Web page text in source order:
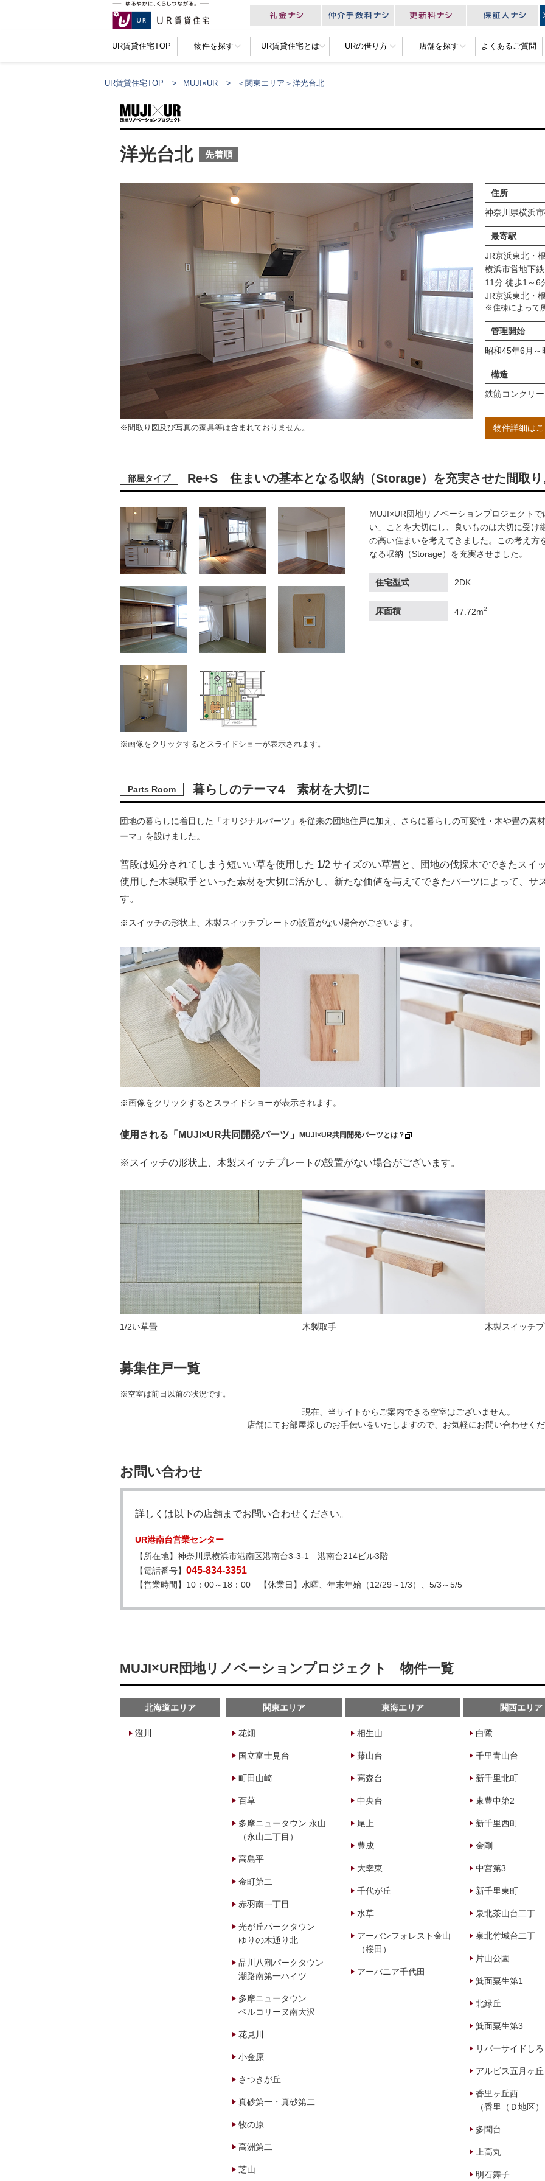
UR賃貸住宅TOP 物件を探す UR賃貸住宅とは URの借り方 店舗を探す よくあるご質問
UR賃貸住宅TOP MUJI×UR ＜関東エリア＞洋光台北
洋光台北 先着順
※間取り図及び写真の家具等は含まれておりません。
住所
神奈川県横浜
最寄駅
JR京浜東北・
横浜市営地下
11分 徒歩1～6
JR京浜東北・
※住棟によって
管理開始
昭和45年6月～
構造
鉄筋コンクリ
物件詳細は
部屋タイプ Re+S 住まいの基本となる収納（Storage）を充実させた間取り
※画像をクリックするとスライドショーが表示されます。
MUJI×UR団地リノベーションプロジェクト
い」ことを大切にし、良いものは大切に受け
の高い住まいを考えてきました。この考え方
なる収納（Storage）を充実させました。
住宅型式 2DK
床面積 47.72m2
Parts Room 暮らしのテーマ4 素材を大切に
団地の暮らしに着目した「オリジナルパーツ」を従来の団地住戸に加え、さらに暮らしの可変性・木や畳の素
ーマ」を設けました。
普段は処分されてしまう短いい草を使用した 1/2 サイズのい草畳と、団地の伐採木でできたスイ
使用した木製取手といった素材を大切に活かし、新たな価値を与えてできたパーツによって、サ
す。
※スイッチの形状上、木製スイッチプレートの設置がない場合がございます。
※画像をクリックするとスライドショーが表示されます。
使用される「MUJI×UR共同開発パーツ」 MUJI×UR共同開発パーツとは？
※スイッチの形状上、木製スイッチプレートの設置がない場合がございます。
1/2い草畳 木製取手 木製スイッチ
募集住戸一覧
※空室は前日以前の状況です。
現在、当サイトからご案内できる空室はございません。
店舗にてお部屋探しのお手伝いをいたしますので、お気軽にお問い合わせく
お問い合わせ
詳しくは以下の店舗までお問い合わせください。
UR港南台営業センター
【所在地】神奈川県横浜市港南区港南台3-3-1 港南台214ビル3階
【電話番号】 045-834-3351
【営業時間】10：00～18：00 【休業日】水曜、年末年始（12/29～1/3）、5/3～5/5
MUJI×UR団地リノベーションプロジェクト 物件一覧
北海道エリア
澄川
関東エリア
花畑
国立富士見台
町田山崎
百草
多摩ニュータウン 永山
（永山二丁目）
高島平
金町第二
赤羽南一丁目
光が丘パークタウン
ゆりの木通り北
品川八潮パークタウン
潮路南第一ハイツ
多摩ニュータウン
ベルコリーヌ南大沢
花見川
小金原
さつきが丘
真砂第一・真砂第二
牧の原
高洲第二
芝山
東海エリア
相生山
藤山台
高森台
中央台
尾上
豊成
大幸東
千代が丘
水草
アーバンフォレスト金山
（桜田）
アーバニア千代田
関西エリア
白鷺
千里青山台
新千里北町
東豊中第2
新千里西町
金剛
中宮第3
新千里東町
泉北茶山台二丁
泉北竹城台二丁
片山公園
箕面粟生第1
北緑丘
箕面粟生第3
リバーサイドし
アルビス五月ヶ丘
香里ヶ丘西
（香里（Ｄ地区
多聞台
上高丸
明石舞子